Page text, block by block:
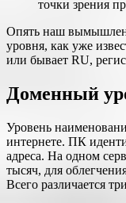
точки зрения
Опять наш
уровня, как уже
или бывает RU,
Доменный
Уровень
интернете. ПК
адреса. На одном
тысяч, для
Всего различается